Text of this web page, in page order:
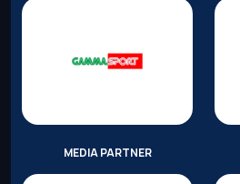
MEDIA PARTNER